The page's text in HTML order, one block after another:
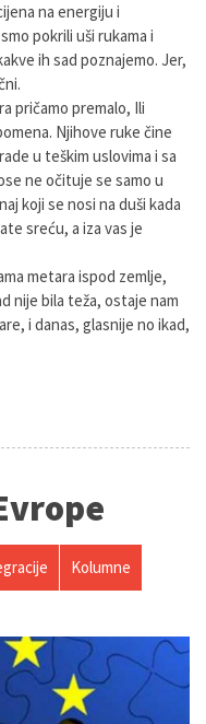
na energiju i
pokrili uši rukama i
ih sad poznajemo. Jer,
pričamo premalo, Ili
Njihove ruke čine
u teškim uslovima i sa
ne očituje se samo u
koji se nosi na duši kada
sreću, a iza vas je
metara ispod zemlje,
nije bila teža, ostaje nam
i danas, glasnije no ikad,
Kolumne